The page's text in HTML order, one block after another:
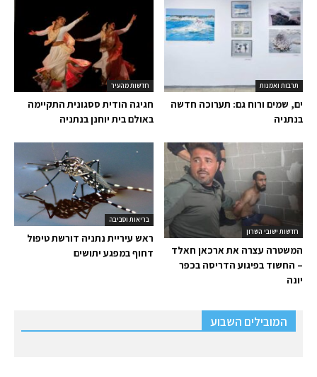
חדשות מהעיר
חגיגה הודית ססגונית התקיימה
באולם בית יוחנן בנתניה
תרבות ואמנות
ים, שמים ורוח גם: תערוכה חדשה
בנתניה
בריאות וסביבה
ראש עיריית נתניה דורשת טיפול
דחוף במפגע יתושים
חדשות ישובי השרון
המשטרה עצרה את ארכאן חאלד
– החשוד בפיגוע הדריסה בכפר
יונה
המובילים השבוע